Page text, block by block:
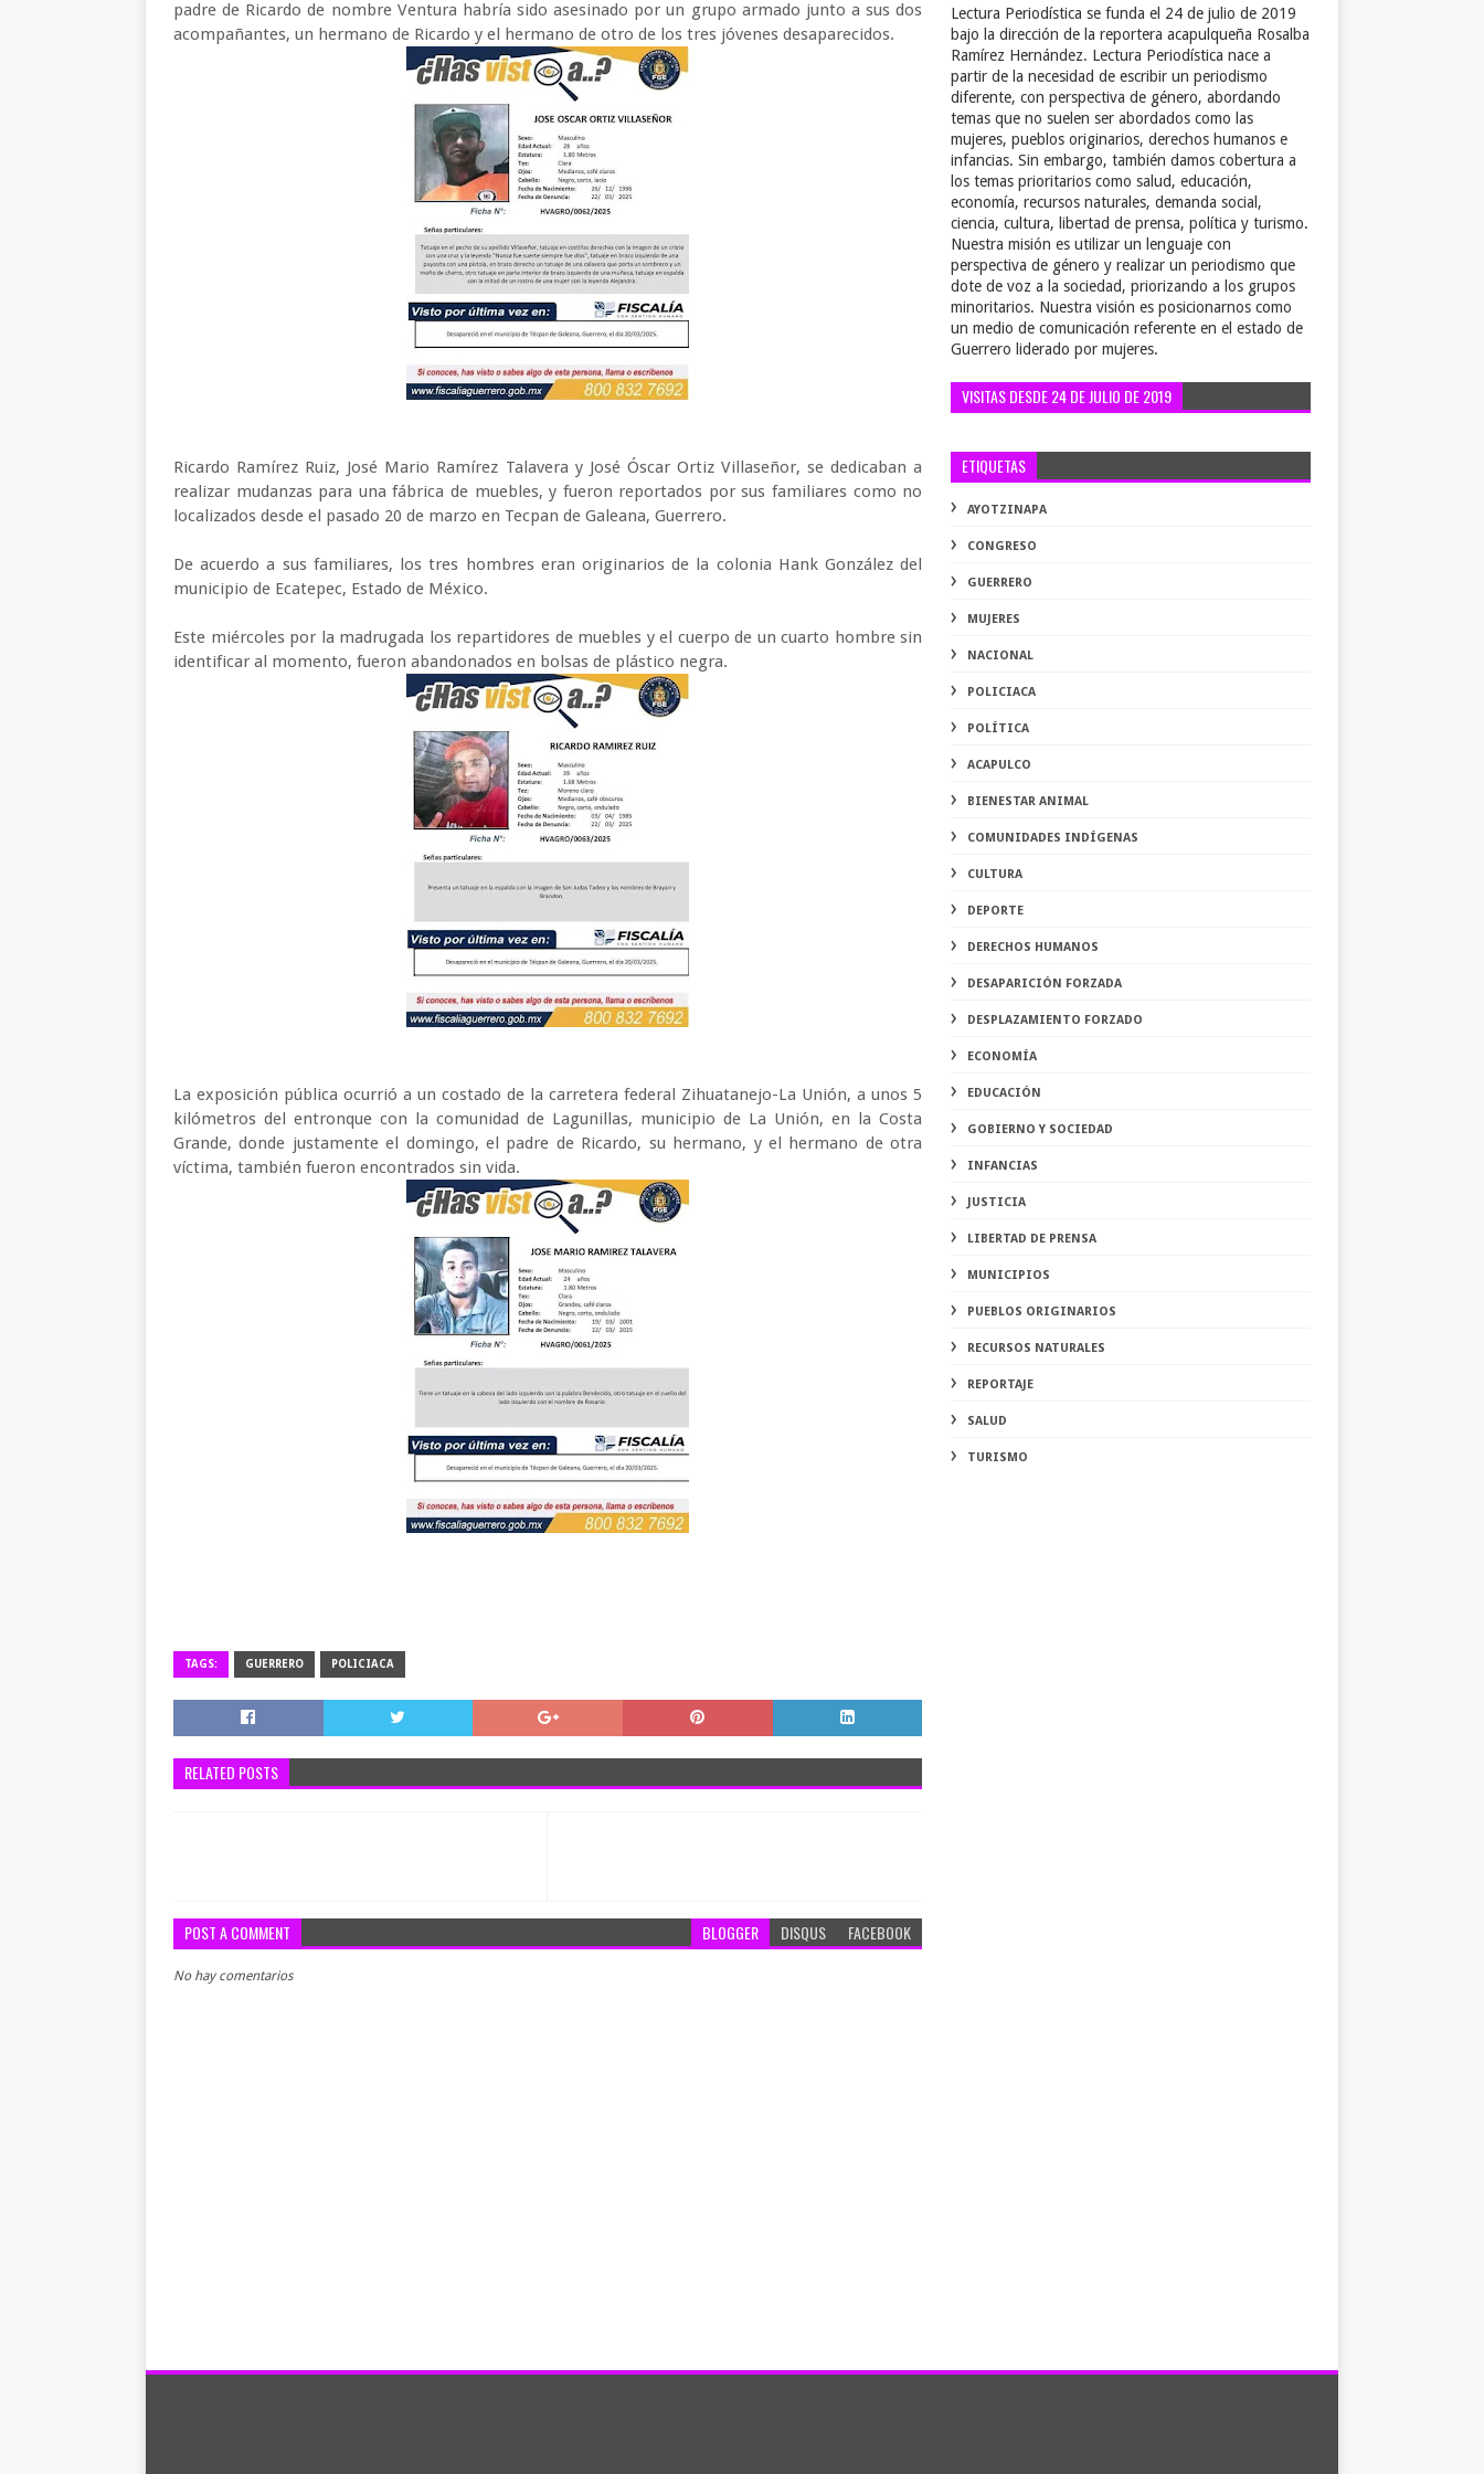
padre de Ricardo de nombre Ventura habría sido asesinado por un grupo armado junto a sus dos
acompañantes, un hermano de Ricardo y el hermano de otro de los tres jóvenes desaparecidos.
Ricardo Ramírez Ruiz, José Mario Ramírez Talavera y José Óscar Ortiz Villaseñor, se dedicaban a
realizar mudanzas para una fábrica de muebles, y fueron reportados por sus familiares como no
localizados desde el pasado 20 de marzo en Tecpan de Galeana, Guerrero.
De acuerdo a sus familiares, los tres hombres eran originarios de la colonia Hank González del
municipio de Ecatepec, Estado de México.
Este miércoles por la madrugada los repartidores de muebles y el cuerpo de un cuarto hombre sin
identificar al momento, fueron abandonados en bolsas de plástico negra.
La exposición pública ocurrió a un costado de la carretera federal Zihuatanejo-La Unión, a unos 5
kilómetros del entronque con la comunidad de Lagunillas, municipio de La Unión, en la Costa
Grande, donde justamente el domingo, el padre de Ricardo, su hermano, y el hermano de otra
víctima, también fueron encontrados sin vida.
TAGS: GUERRERO POLICIACA
RELATED POSTS
POST A COMMENT BLOGGER DISQUS FACEBOOK
No hay comentarios
Lectura Periodística se funda el 24 de julio de 2019
bajo la dirección de la reportera acapulqueña Rosalba
Ramírez Hernández. Lectura Periodística nace a
partir de la necesidad de escribir un periodismo
diferente, con perspectiva de género, abordando
temas que no suelen ser abordados como las
mujeres, pueblos originarios, derechos humanos e
infancias. Sin embargo, también damos cobertura a
los temas prioritarios como salud, educación,
economía, recursos naturales, demanda social,
ciencia, cultura, libertad de prensa, política y turismo.
Nuestra misión es utilizar un lenguaje con
perspectiva de género y realizar un periodismo que
dote de voz a la sociedad, priorizando a los grupos
minoritarios. Nuestra visión es posicionarnos como
un medio de comunicación referente en el estado de
Guerrero liderado por mujeres.
VISITAS DESDE 24 DE JULIO DE 2019
ETIQUETAS
AYOTZINAPA
CONGRESO
GUERRERO
MUJERES
NACIONAL
POLICIACA
POLÍTICA
ACAPULCO
BIENESTAR ANIMAL
COMUNIDADES INDÍGENAS
CULTURA
DEPORTE
DERECHOS HUMANOS
DESAPARICIÓN FORZADA
DESPLAZAMIENTO FORZADO
ECONOMÍA
EDUCACIÓN
GOBIERNO Y SOCIEDAD
INFANCIAS
JUSTICIA
LIBERTAD DE PRENSA
MUNICIPIOS
PUEBLOS ORIGINARIOS
RECURSOS NATURALES
REPORTAJE
SALUD
TURISMO